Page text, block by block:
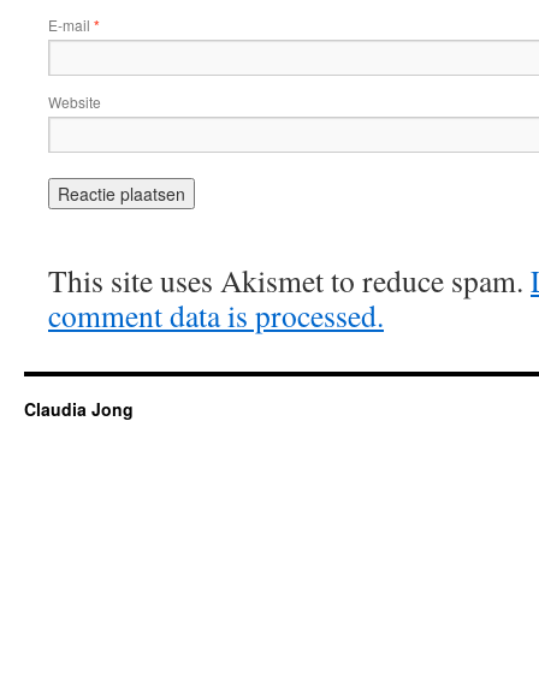
E-mail *
Website
This site uses Akismet to reduce spam.
comment data is processed.
Claudia Jong